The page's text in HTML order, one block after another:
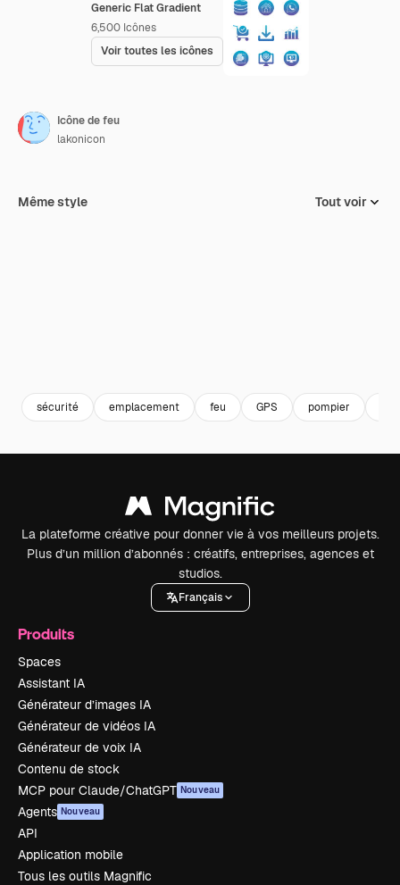
Generic Flat Gradient
6,500 Icônes
Voir toutes les icônes
Icône de feu
lakonicon
Même style Tout voir
sécurité emplacement feu GPS pompier
La plateforme créative pour donner vie à vos meilleurs projets.
Plus d’un million d’abonnés : créatifs, entreprises, agences et
studios.
Français
Produits
Spaces
Assistant IA
Générateur d’images IA
Générateur de vidéos IA
Générateur de voix IA
Contenu de stock
MCP pour Claude/ChatGPT Nouveau
Agents Nouveau
API
Application mobile
Tous les outils Magnific